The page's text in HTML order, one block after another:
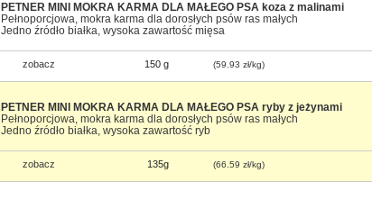
PETNER MINI MOKRA KARMA DLA MAŁEGO PSA koza z malinami
Pełnoporcjowa, mokra karma dla dorosłych psów ras małych
Jedno źródło białka, wysoka zawartość mięsa
zobacz 150 g (59.93 zł/kg)
PETNER MINI MOKRA KARMA DLA MAŁEGO PSA ryby z jeżynami
Pełnoporcjowa, mokra karma dla dorosłych psów ras małych
Jedno źródło białka, wysoka zawartość ryb
zobacz 135g (66.59 zł/kg)